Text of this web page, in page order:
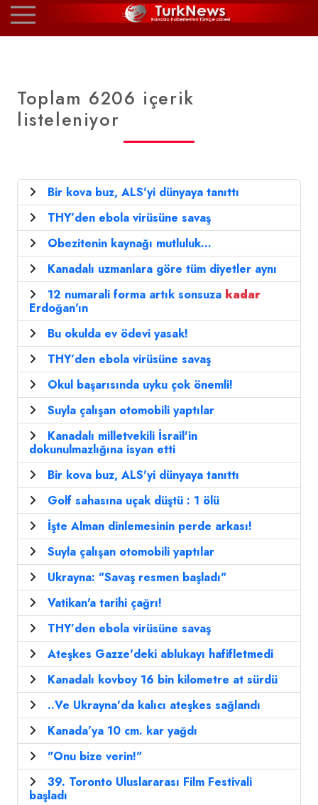
Toplam 6206 içerik
listeleniyor
Bir kova buz, ALS'yi dünyaya tanıttı
THY’den ebola virüsüne savaş
Obezitenin kaynağı mutluluk...
Kanadalı uzmanlara göre tüm diyetler aynı
12 numarali forma artık sonsuza kadar
Erdoğan'ın
Bu okulda ev ödevi yasak!
THY’den ebola virüsüne savaş
Okul başarısında uyku çok önemli!
Suyla çalışan otomobili yaptılar
Kanadalı milletvekili İsrail'in
dokunulmazlığına isyan etti
Bir kova buz, ALS'yi dünyaya tanıttı
Golf sahasına uçak düştü : 1 ölü
İşte Alman dinlemesinin perde arkası!
Suyla çalışan otomobili yaptılar
Ukrayna: "Savaş resmen başladı"
Vatikan'a tarihi çağrı!
THY’den ebola virüsüne savaş
Ateşkes Gazze'deki ablukayı hafifletmedi
Kanadalı kovboy 16 bin kilometre at sürdü
..Ve Ukrayna'da kalıcı ateşkes sağlandı
Kanada’ya 10 cm. kar yağdı
"Onu bize verin!"
39. Toronto Uluslararası Film Festivali
başladı